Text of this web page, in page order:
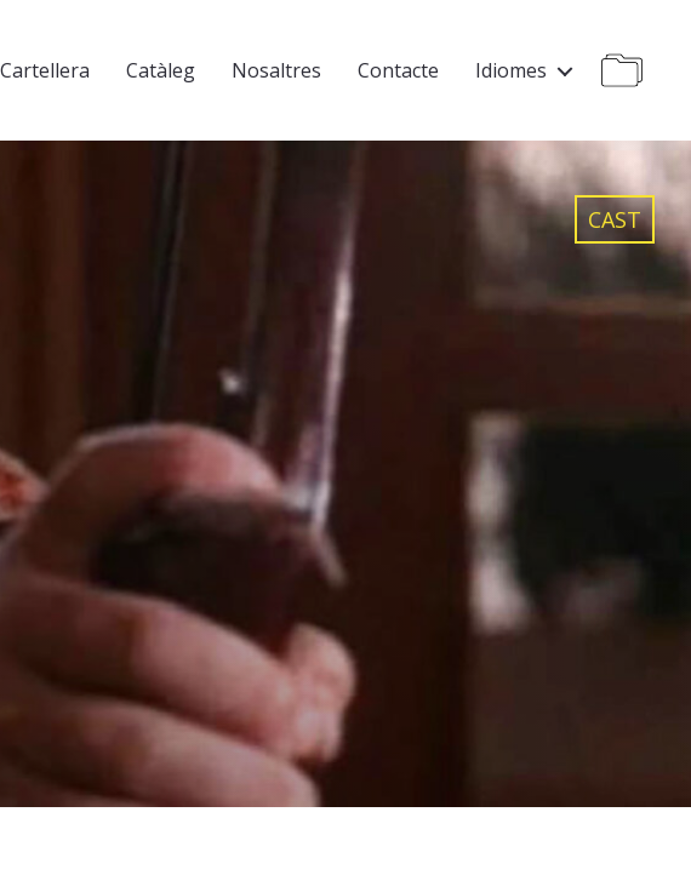
Cartellera Catàleg Nosaltres Contacte Idiomes
CAST